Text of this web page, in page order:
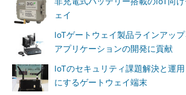
ェイ
IoTゲートウェイ製品ラインアッ
アプリケーションの開発に貢献
IoTのセキュリティ課題解決と運
にするゲートウェイ端末